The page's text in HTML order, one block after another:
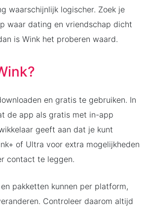
waarschijnlijk logischer. Zoek je
waar dating en vriendschap dicht
is Wink het proberen waard.
en gratis te gebruiken. In
de app als gratis met in-app
geeft aan dat je kunt
of Ultra voor extra mogelijkheden
contact te leggen.
pakketten kunnen per platform,
Controleer daarom altijd